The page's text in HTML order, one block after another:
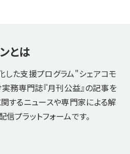
とは
した支援プログラム"シェアコモ
務専門誌『月刊公益』の記事を
するニュースや専門家による解
プラットフォームです。